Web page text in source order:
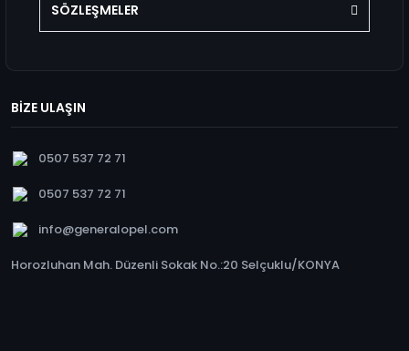
SÖZLEŞMELER
BİZE ULAŞIN
0507 537 72 71
0507 537 72 71
info@generalopel.com
Horozluhan Mah. Düzenli Sokak No.:20 Selçuklu/KONYA